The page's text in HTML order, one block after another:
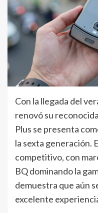
Con la llegada del
renovó su
Plus se presenta
la sexta generación.
competitivo, con
BQ dominando la
demuestra que aún
excelente